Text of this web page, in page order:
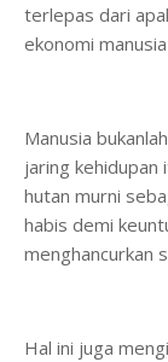
terlepas dari
ekonomi
Manusia
jaring kehidupan
hutan murni
habis demi
menghancurkan
Hal ini juga